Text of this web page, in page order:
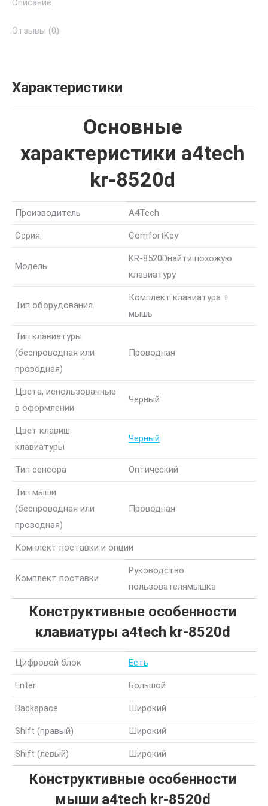
Описание
Отзывы (0)
Характеристики
Основные
характеристики a4tech
kr-8520d
Производитель A4Tech
Серия ComfortKey
Модель
KR-8520Dнайти похожую
клавиатуру
Тип оборудования
Комплект клавиатура +
мышь
Тип клавиатуры
(беспроводная или
проводная)
Проводная
Цвета, использованные
в оформлении
Черный
Цвет клавиш
клавиатуры
Черный
Тип сенсора Оптический
Тип мыши
(беспроводная или
проводная)
Проводная
Комплект поставки и опции
Комплект поставки
Руководство
пользователямышка
Конструктивные особенности
клавиатуры a4tech kr-8520d
Цифровой блок Есть
Enter Большой
Backspace Широкий
Shift (правый) Широкий
Shift (левый) Широкий
Конструктивные особенности
мыши a4tech kr-8520d